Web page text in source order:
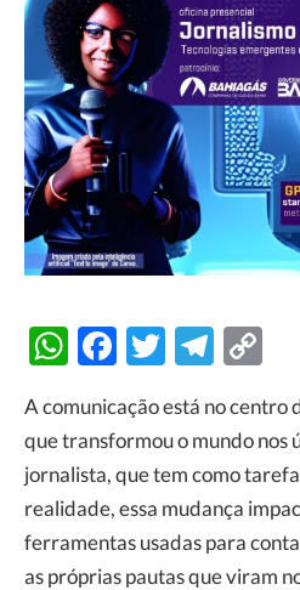
WhatsApp
Facebook
Twitter
A comunicação está no centro
que transformou o mundo nos
jornalista, que tem como
realidade, essa mudança
ferramentas usadas para
as próprias pautas que viram